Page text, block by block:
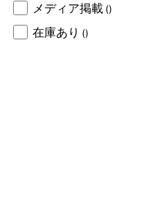
メディア掲載 ()
在庫あり ()